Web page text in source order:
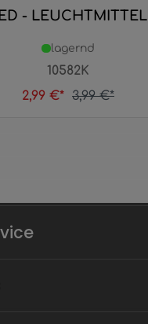
- LEUCHTMITTEL
10582K
lagernd
2,99 €* 3,99 €*